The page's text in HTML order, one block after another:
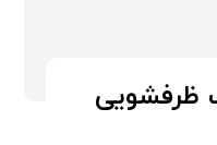
ظرفشویی